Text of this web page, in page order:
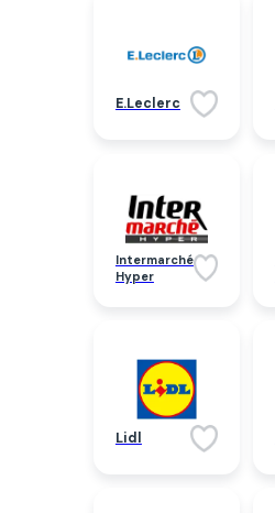
E.Leclerc
Intermarché
Hyper
Lidl